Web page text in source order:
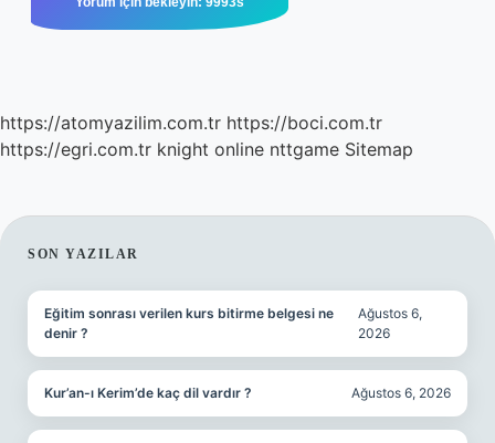
https://atomyazilim.com.tr https://boci.com.tr
https://egri.com.tr knight online nttgame Sitemap
SIDEBAR
SON YAZILAR
Eğitim sonrası verilen kurs bitirme belgesi ne
denir ?
Ağustos 6,
2026
Kur’an-ı Kerim’de kaç dil vardır ? Ağustos 6, 2026